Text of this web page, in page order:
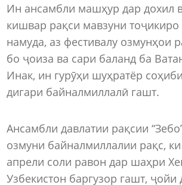
Ин ансамбли машҳур дар дохил
кишвар рақси мавзуни
намуда, аз фестивалу озмунҳои
бо ҷоиза ва сари баланд ба
Инак, ин гурӯҳи шуҳратёр
дигари байналмиллалӣ гашт.
Ансамбли давлатии рақсии
озмуни байналмиллалии рақс, ки
апрели соли равон дар шаҳри
Узбекистон баргузор гашт,